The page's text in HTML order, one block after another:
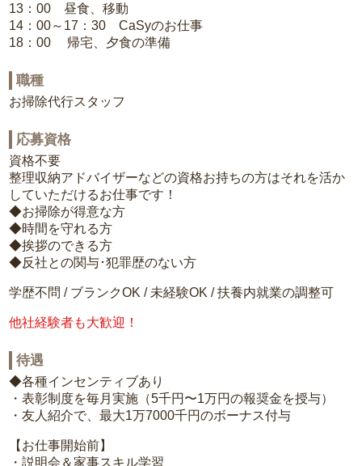
13：00 昼食、移動
14：00～17：30 CaSyのお仕事
18：00 帰宅、夕食の準備
職種
お掃除代行スタッフ
応募資格
資格不要
整理収納アドバイザーなどの資格お持ちの方はそれを活か
していただけるお仕事です！
◆お掃除が得意な方
◆時間を守れる方
◆挨拶のできる方
◆反社との関与･犯罪歴のない方
学歴不問 / ブランクOK / 未経験OK / 扶養内就業の調整可
他社経験者も大歓迎！
待遇
◆各種インセンティブあり
・表彰制度を毎月実施（5千円〜1万円の報奨金を授与）
・友人紹介で、最大1万7000千円のボーナス付与
【お仕事開始前】
・説明会＆家事スキル学習